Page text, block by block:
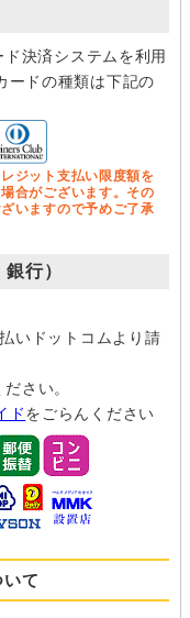
決済システムを利用
ードの種類は下記の
ジット支払い限度額を
合がございます。その
いますので予めご了承
行）
いドットコムより請
さい。
ドをごらんください
て